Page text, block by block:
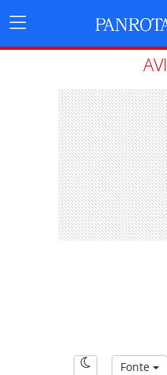
Menu
Principal
Fonte